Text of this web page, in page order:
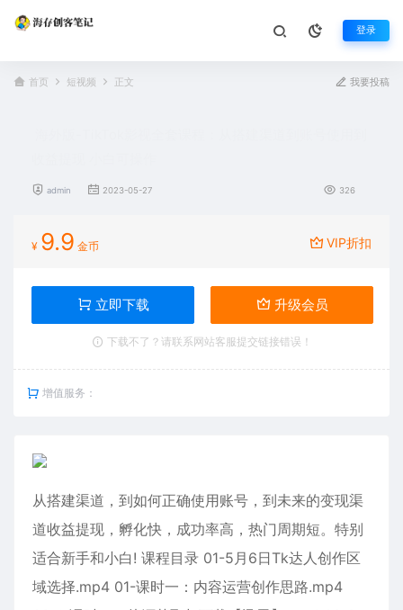
登录
首页 短视频 正文 我要投稿
admin 2023-05-27 326
¥ 9.9 金币 VIP折扣
立即下载 升级会员
下载不了？请联系网站客服提交链接错误！
增值服务：
从搭建渠道，到如何正确使用账号，到未来的变现渠
道收益提现，孵化快，成功率高，热门周期短。特别
适合新手和小白! 课程目录 01-5月6日Tk达人创作区
域选择.mp4 01-课时一：内容运营创作思路.mp4